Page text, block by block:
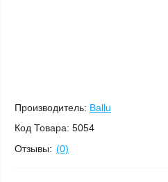
Производитель: Ballu
Код Товара: 5054
Отзывы: (0)